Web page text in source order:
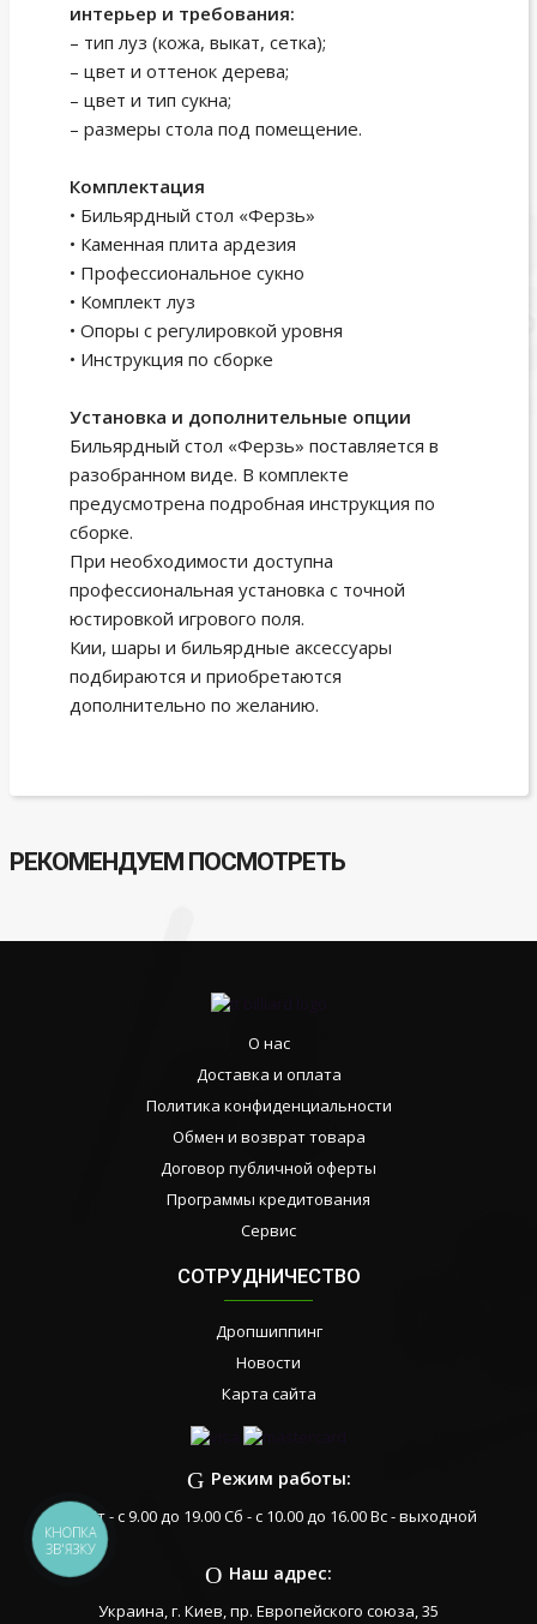
интерьер и требования:
– тип луз (кожа, выкат, сетка);
– цвет и оттенок дерева;
– цвет и тип сукна;
– размеры стола под помещение.
Комплектация
• Бильярдный стол «Ферзь»
• Каменная плита ардезия
• Профессиональное сукно
• Комплект луз
• Опоры с регулировкой уровня
• Инструкция по сборке
Установка и дополнительные опции
Бильярдный стол «Ферзь» поставляется в
разобранном виде. В комплекте
предусмотрена подробная инструкция по
сборке.
При необходимости доступна
профессиональная установка с точной
юстировкой игрового поля.
Кии, шары и бильярдные аксессуары
подбираются и приобретаются
дополнительно по желанию.
РЕКОМЕНДУЕМ ПОСМОТРЕТЬ
О нас
Доставка и оплата
Политика конфиденциальности
Обмен и возврат товара
Договор публичной оферты
Программы кредитования
Сервис
СОТРУДНИЧЕСТВО
Дропшиппинг
Новости
Карта сайта
Режим работы:
Пн-Пт - с 9.00 до 19.00 Сб - с 10.00 до 16.00 Вс - выходной
Наш адрес:
Украина, г. Киев, пр. Европейского союза, 35
КНОПКА
ЗВ'ЯЗКУ